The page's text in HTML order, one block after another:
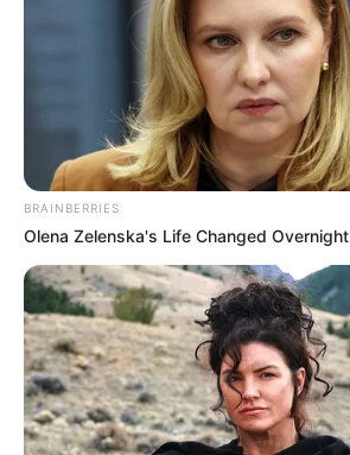
BRAINBERRIES
Olena Zelenska's Life Changed Overnight